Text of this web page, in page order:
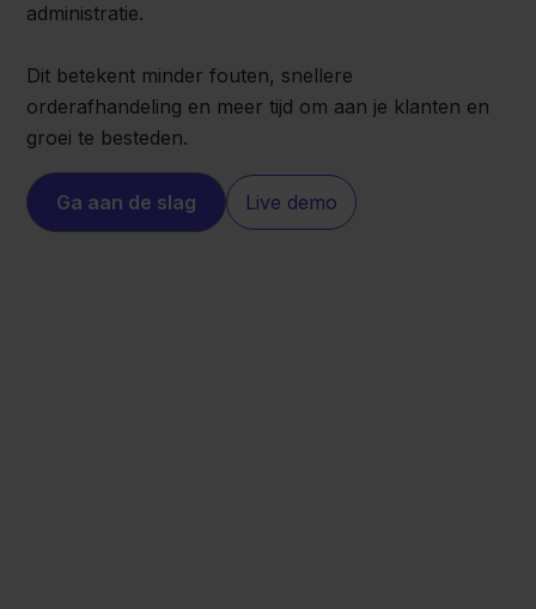
administratie.
Dit betekent minder fouten, snellere
orderafhandeling en meer tijd om aan je klanten en
groei te besteden.
Ga aan de slag Live demo